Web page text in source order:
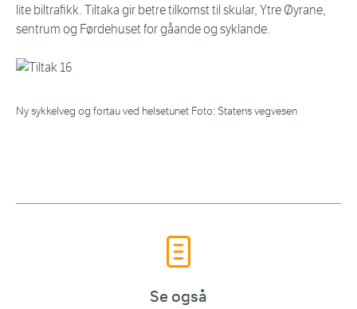
lite biltrafikk. Tiltaka gir betre tilkomst til skular, Ytre Øyrane,
sentrum og Førdehuset for gåande og syklande.
Ny sykkelveg og fortau ved helsetunet Foto: Statens vegvesen
Se også